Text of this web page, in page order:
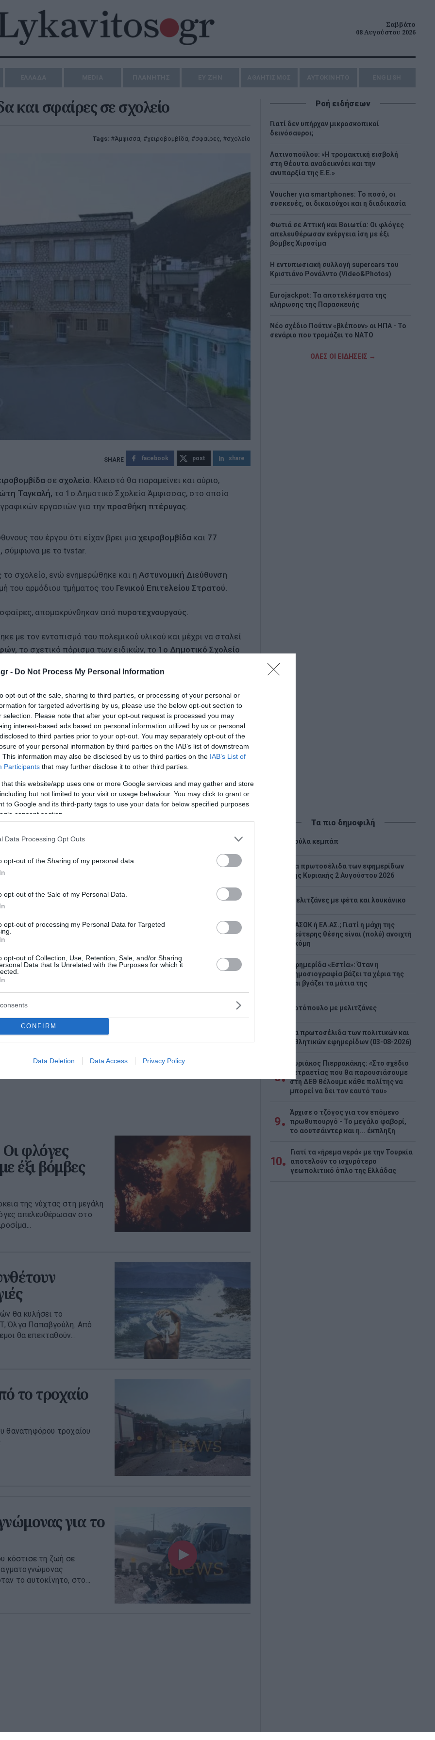
- Do Not Process My Personal Information
opt-out of the sale, sharing to third parties, or processing of your personal or
for targeted advertising by us, please use the below opt-out section to
selection. Please note that after your opt-out request is processed you may
interest-based ads based on personal information utilized by us or personal
to third parties prior to your opt-out. You may separately opt-out of the
of your personal information by third parties on the IAB’s list of downstream
This information may also be disclosed by us to third parties on the IAB’s List of
Participants that may further disclose it to other third parties.
that this website/app uses one or more Google services and may gather and store
but not limited to your visit or usage behaviour. You may click to grant or
to Google and its third-party tags to use your data for below specified purposes
consent section.
Data Processing Opt Outs
opt-out of the Sharing of my personal data.
opt-out of the Sale of my Personal Data.
opt-out of processing my Personal Data for Targeted
opt-out of Collection, Use, Retention, Sale, and/or Sharing
Data that Is Unrelated with the Purposes for which it
CONFIRM
Data Deletion Data Access Privacy Policy
Σαββάτο
08 Αυγούστου 2026
και σφαίρες σε σχολείο
Tags: Άμφισσα, χειροβομβίδα, σφαίρες, σχολείο
facebook post share
σε σχολείο. Κλειστό θα παραμείνει και αύριο,
Ταγκαλή, το 1ο Δημοτικό Σχολείο Άμφισσας, στο οποίο
εργασιών για την προσθήκη πτέρυγας.
του έργου ότι είχαν βρει μια χειροβομβίδα και 77
σύμφωνα με το tvstar.
σχολείο, ενώ ενημερώθηκε και η Αστυνομική Διεύθυνση
του αρμόδιου τμήματος του Γενικού Επιτελείου Στρατού.
απομακρύνθηκαν από πυροτεχνουργούς.
με τον εντοπισμό του πολεμικού υλικού και μέχρι να σταλεί
το σχετικό πόρισμα των ειδικών, το 1ο Δημοτικό Σχολείο
εκρηκτικών υλών και ληστείες
καταιγίδα
Lykavitos.gr στο Google News
όλες τις ειδήσεις
Ροή ειδήσεων
Γιατί δεν υπήρχαν μικροσκοπικοί
δεινόσαυροι;
Λατινοπούλου: «Η τρομακτική εισβολή
στη Θέουτα αναδεικνύει και την
ανυπαρξία της Ε.Ε.»
Voucher για smartphones: Το ποσό, οι
συσκευές, οι δικαιούχοι και η διαδικασία
Φωτιά σε Αττική και Βοιωτία: Οι φλόγες
απελευθέρωσαν ενέργεια ίση με έξι
βόμβες Χιροσίμα
H εντυπωσιακή συλλογή supercars του
Κριστιάνο Ρονάλντο (Video&Photos)
Eurojackpot: Τα αποτελέσματα της
κλήρωσης της Παρασκευής
Νέο σχέδιο Πούτιν «βλέπουν» οι ΗΠΑ - Το
σενάριο που τρομάζει το ΝΑΤΟ
Στα «Παραπολιτικά»: Προς 30.000
ΟΛΕΣ ΟΙ ΕΙΔΗΣΕΙΣ →
κίνδυνος
το Σάββατο - «Red
Κρήτη, Σάμο,
Χίο
παραμένουν η
και η
καθώς το Σάββατο είναι
ο κίνδυνος πυρκαγιάς.
Τραγωδία στην Πάτρα:
Πέθανε βρέφος 8 ημερών
Εντατική Νεογνών
κοινωνία της Πάτρας η τραγική είδηση
ημερών. Το μωρό νοσηλευόταν στη ΜΕΘ
Ανδρέας»...
φλόγες
έξι βόμβες
της νύχτας στη μεγάλη
απελευθέρωσαν στο
θα κυλήσει το
Όλγα Παπαβγούλη. Από
θα επεκταθούν...
το τροχαίο
θανατηφόρου τροχαίου
για το
κόστισε τη ζωή σε
το αυτοκίνητο, στο...
Τα πιο δημοφιλή
Λούλα κεμπάπ
Tα πρωτοσέλιδα των εφημερίδων
της Κυριακής 2 Αυγούστου 2026
Μελιτζάνες με φέτα και λουκάνικο
ΠΑΣΟΚ ή ΕΛ.ΑΣ.; Γιατί η μάχη της
δεύτερης θέσης είναι (πολύ) ανοιχτή
ακόμη
Εφημερίδα «Εστία»: Όταν η
δημοσιογραφία βάζει τα χέρια της
και βγάζει τα μάτια της
Κοτόπουλο με μελιτζάνες
Τα πρωτοσέλιδα των πολιτικών και
αθλητικών εφημερίδων (03-08-2026)
8
Κυριάκος Πιερρακάκης: «Στο σχέδιο
τετραετίας που θα παρουσιάσουμε
στη ΔΕΘ θέλουμε κάθε πολίτης να
μπορεί να δει τον εαυτό του»
9
Άρχισε ο τζόγος για τον επόμενο
πρωθυπουργό - Το μεγάλο φαβορί,
το αουτσάιντερ και η... έκπληξη
10
Γιατί τα «ήρεμα νερά» με την Τουρκία
αποτελούν το ισχυρότερο
γεωπολιτικό όπλο της Ελλάδας